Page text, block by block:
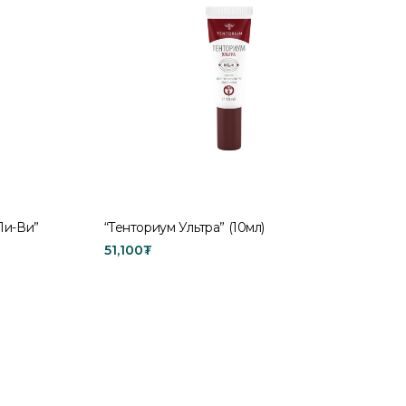
Ви”
“Тенториум Ультра” (10мл)
51,100₮